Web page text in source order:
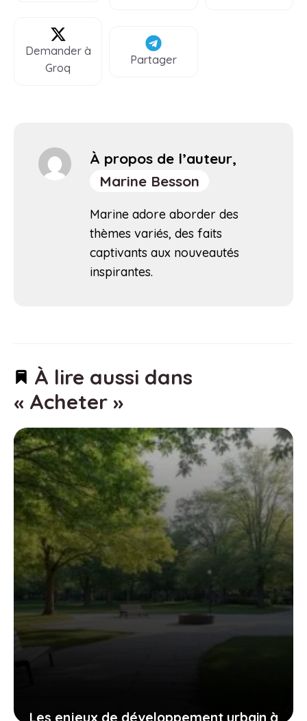
Demander à
Groq
Partager
À propos de l’auteur,
Marine Besson
Marine adore aborder des
thèmes variés, des faits
captivants aux nouveautés
inspirantes.
À lire aussi dans
« Acheter »